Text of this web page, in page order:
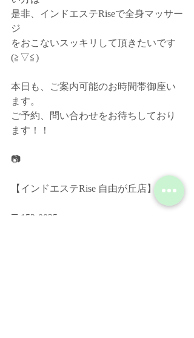
是非、インドエステRiseで全身マッサー
ジ
をおこないスッキリして頂きたいです
(≧▽≦)
本日も、ご案内可能のお時間帯御座い
ます。
ご予約、問い合わせをお待ちしており
ます！！
📷
【インドエステRise 自由が丘店】﻿
〒152-0035﻿